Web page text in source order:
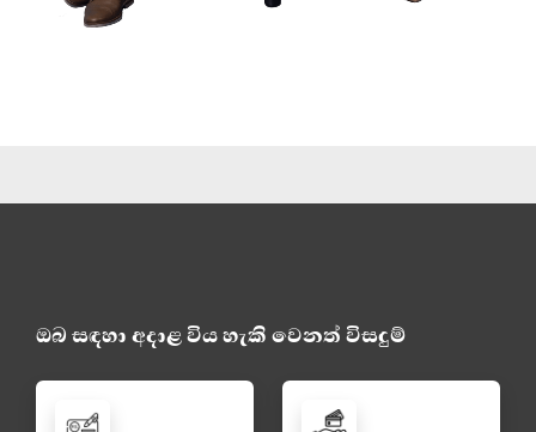
ඔබ සඳහා අදාළ විය හැකි වෙනත් විසදුම්